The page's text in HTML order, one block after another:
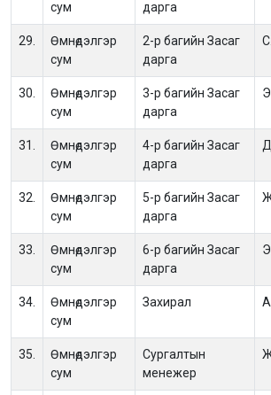
сум дарга
29.
Өмнөдэлгэр
сум
2-р багийн Засаг
дарга
30.
Өмнөдэлгэр
сум
3-р багийн Засаг
дарга
31.
Өмнөдэлгэр
сум
4-р багийн Засаг
дарга
32.
Өмнөдэлгэр
сум
5-р багийн Засаг
дарга
33.
Өмнөдэлгэр
сум
6-р багийн Засаг
дарга
34.
Өмнөдэлгэр
сум
Захирал
35.
Өмнөдэлгэр
сум
Сургалтын
менежер